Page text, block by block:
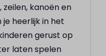
kanoën en
je heerlijk in het
gerust op
laten spelen